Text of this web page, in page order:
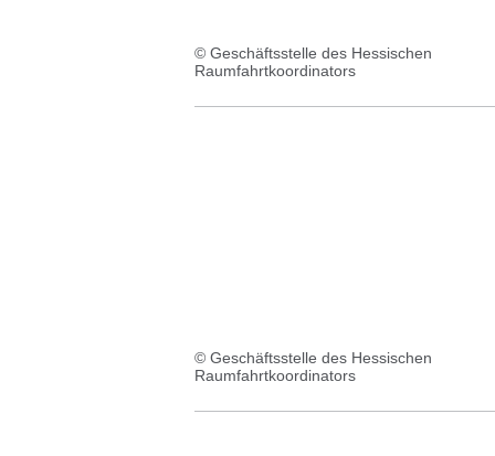
© Geschäftsstelle des Hessischen
Raumfahrtkoordinators
© Geschäftsstelle des Hessischen
Raumfahrtkoordinators